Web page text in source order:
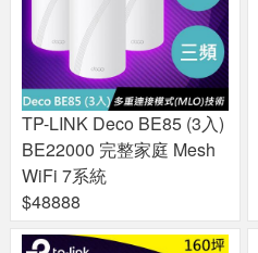
TP-LINK Deco BE85 (3入)
BE22000 完整家庭 Mesh
WiFi 7系統
$48888